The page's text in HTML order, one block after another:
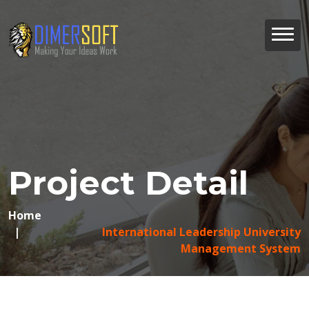
Project Detail
Home
International Leadership University
Management System